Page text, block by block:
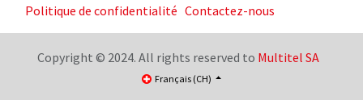
Politique de confidentialité Contactez-nous
Copyright © 2024. All rights reserved to Multitel SA
Français (CH)